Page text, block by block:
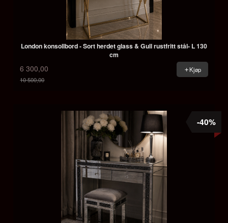
London konsollbord - Sort herdet glass & Gull rustfritt stål- L 130
cm
6 300,00
10 500,00
Kjøp
-40%